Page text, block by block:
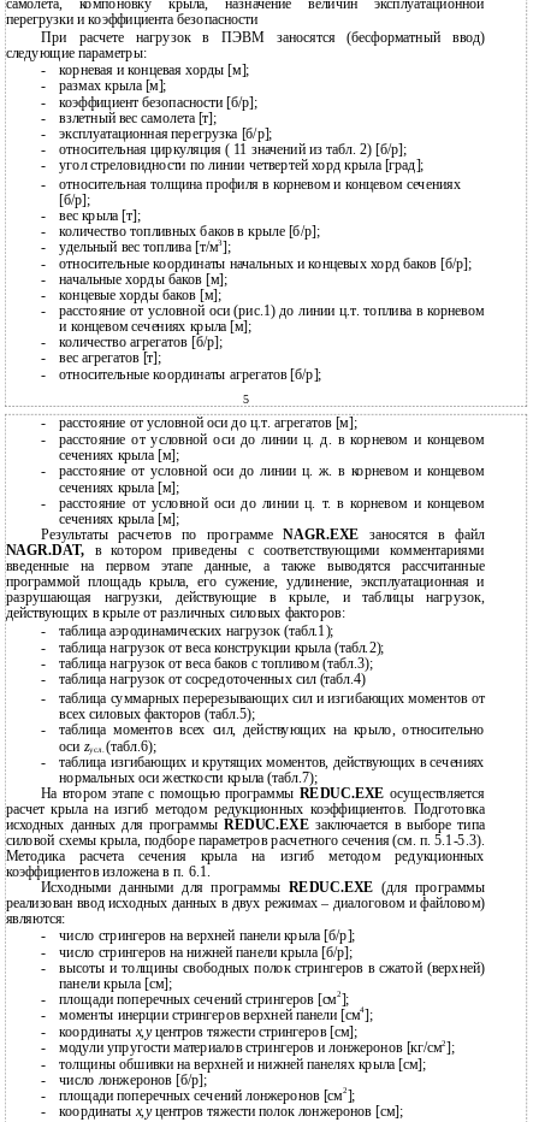
самолета, компоновку крыла, назначение величин эксплуатационной
перегрузки и коэффициента безопасности
При расчете нагрузок в ПЭВМ заносятся (бесформатный ввод)
следующие параметры:
-
корневая и концевая хорды [м];
-
размах крыла [м];
-
коэффициент безопасности [б/р];
-
взлетный вес самолета [т];
-
эксплуатационная перегрузка [б/р];
-
относительная циркуляция ( 11 значений из табл. 2) [б/р];
-
угол стреловидности по линии четвертей хорд крыла [град];
- относительная толщина профиля в корневом и концевом сечениях
[б/р];
-
вес крыла [т];
-
количество топливных баков в крыле [б/р];
-
удельный вес топлива [т/м3 ];
-
относительные координаты начальных и концевых хорд баков [б/р];
-
начальные хорды баков [м];
-
концевые хорды баков [м];
-
расстояние от условной оси (рис.1) до линии ц.т. топлива в корневом
и концевом сечениях крыла [м];
-
количество агрегатов [б/р];
-
вес агрегатов [т];
-
относительные координаты агрегатов [б/р];
5
-
расстояние от условной оси до ц.т. агрегатов [м];
-
расстояние от условной оси до линии ц. д. в корневом и концевом
сечениях крыла [м];
-
расстояние от условной оси до линии ц. ж. в корневом и концевом
сечениях крыла [м];
-
расстояние от условной оси до линии ц. т. в корневом и концевом
сечениях крыла [м];
Результаты расчетов по программеNAGR.EXEзаносятся в файл
NAGR.DAT, в котором приведены с соответствующими комментариями
введенные на первом этапе данные, а также выводятся рассчитанные
программой площадь крыла, его сужение, удлинение, эксплуатационная и
разрушающая нагрузки, действующие в крыле, и таблицы нагрузок,
действующих в крыле от различных силовых факторов:
- таблица аэродинамических нагрузок (табл.1);
-
таблица нагрузок от веса конструкции крыла (табл.2);
-
таблица нагрузок от веса баков с топливом (табл.3);
-
таблица нагрузок от сосредоточенных сил (табл.4)
-
таблица суммарных перерезывающих сил и изгибающих моментов от
всех силовых факторов (табл.5);
-
таблица моментов всех сил, действующих на крыло, относительно
оси zусл.(табл.6);
-
таблица изгибающих и крутящих моментов, действующих в сечениях
нормальных оси жесткости крыла (табл.7);
На втором этапе с помощью программы REDUC.EXE осуществляется
расчет крыла на изгиб методом редукционных коэффициентов. Подготовка
исходных данных для программыREDUC.EXE заключается в выборе типа
силовой схемы крыла, подборе параметров расчетного сечения (см. п. 5.1-5.3).
Методика расчета сечения крыла на изгиб методом редукционных
коэффициентов изложена в п. 6.1.
Исходными данными для программы REDUC.EXE(для программы
реализован ввод исходных данных в двух режимах – диалоговом и файловом)
являются:
-
число стрингеров на верхней панели крыла [б/р];
-
число стрингеров на нижней панели крыла [б/р];
-
высоты и толщины свободных полок стрингеров в сжатой (верхней)
панели крыла [см];
-
площади поперечных сечений стрингеров [см2];
-
моменты инерции стрингеров верхней панели [см4];
-
координаты x,yцентров тяжести стрингеров [см];
-
модули упругости материалов стрингеров и лонжеронов [кг/см2];
-
толщины обшивки на верхней и нижней панелях крыла [см];
-
число лонжеронов [б/р];
-
площади поперечных сечений лонжеронов [см2];
-
координаты x,yцентров тяжести полок лонжеронов [см];